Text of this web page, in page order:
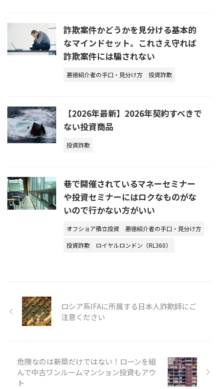
詐欺案件かどうかを見分ける基本的
なマインドセット。これさえ守れば
詐欺案件には騙されない
悪徳紹介者の手口・見分け方 投資詐欺
【2026年最新】2026年契約すべきで
ない投資商品
投資詐欺
巷で開催されているマネーセミナー
や投資セミナーにはロクなものがな
いので行かない方がいい
オフショア積立投資
悪徳紹介者の手口・見分け方
投資詐欺
ロイヤルロンドン（RL360）
ロシア系IFAに所属する日本人詐欺師にご
注意ください
危険なのは新築だけではない！ローンを組
んで中古ワンルームマンション投資もアウ
ト